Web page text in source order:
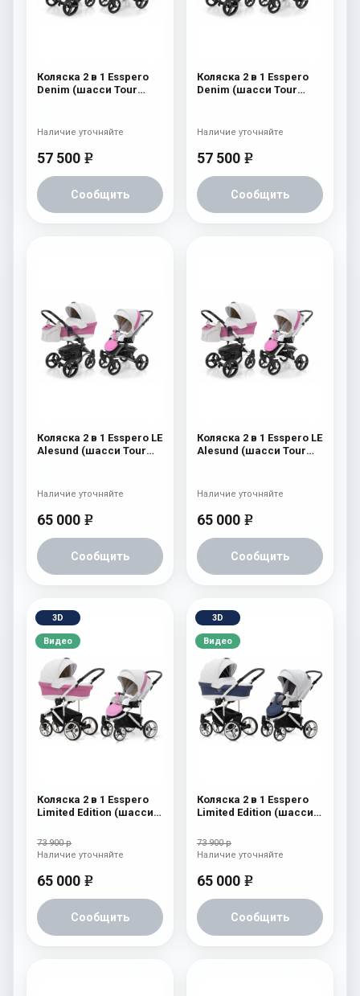
Коляска 2 в 1 Esspero
Denim (шасси Tour
57 500 e
Сообщить
Наличие уточняйте
Коляска 2 в 1 Esspero
Denim (шасси Tour
57 500 e
Сообщить
Наличие уточняйте
Коляска 2 в 1 Esspero LE
Alesund (шасси Tour
65 000 e
Сообщить
Наличие уточняйте
Коляска 2 в 1 Esspero LE
Alesund (шасси Tour
65 000 e
Сообщить
Наличие уточняйте
3D
Видео
Коляска 2 в 1 Esspero
Limited Edition (шасси
73 900 р
65 000 e
Сообщить
Наличие уточняйте
3D
Видео
Коляска 2 в 1 Esspero
Limited Edition (шасси
73 900 р
65 000 e
Сообщить
Наличие уточняйте